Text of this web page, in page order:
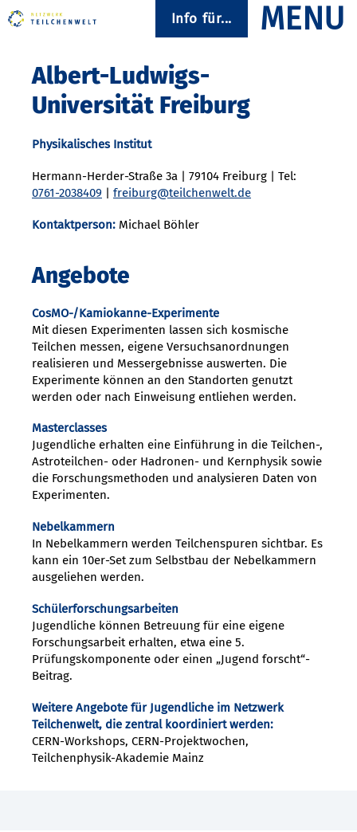
Info für...
Albert-Ludwigs-
Universität Freiburg
Physikalisches Institut
Hermann-Herder-Straße 3a | 79104 Freiburg | Tel:
0761-2038409 | freiburg@teilchenwelt.de
Kontaktperson: Michael Böhler
Angebote
CosMO-/Kamiokanne-Experimente
Mit diesen Experimenten lassen sich kosmische
Teilchen messen, eigene Versuchsanordnungen
realisieren und Messergebnisse auswerten. Die
Experimente können an den Standorten genutzt
werden oder nach Einweisung entliehen werden.
Masterclasses
Jugendliche erhalten eine Einführung in die Teilchen-,
Astroteilchen- oder Hadronen- und Kernphysik sowie
die Forschungsmethoden und analysieren Daten von
Experimenten.
Nebelkammern
In Nebelkammern werden Teilchenspuren sichtbar. Es
kann ein 10er-Set zum Selbstbau der Nebelkammern
ausgeliehen werden.
Schülerforschungsarbeiten
Jugendliche können Betreuung für eine eigene
Forschungsarbeit erhalten, etwa eine 5.
Prüfungskomponente oder einen „Jugend forscht“-
Beitrag.
Weitere Angebote für Jugendliche im Netzwerk
Teilchenwelt, die zentral koordiniert werden:
CERN-Workshops, CERN-Projektwochen,
Teilchenphysik-Akademie Mainz